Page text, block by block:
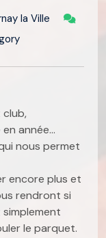
la Ville
en année…
nous permet
encore plus et
rendront si
le parquet.